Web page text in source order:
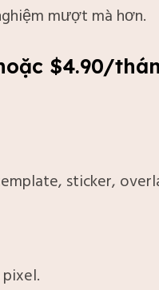
mượt mà hơn.
$4.90/
sticker,